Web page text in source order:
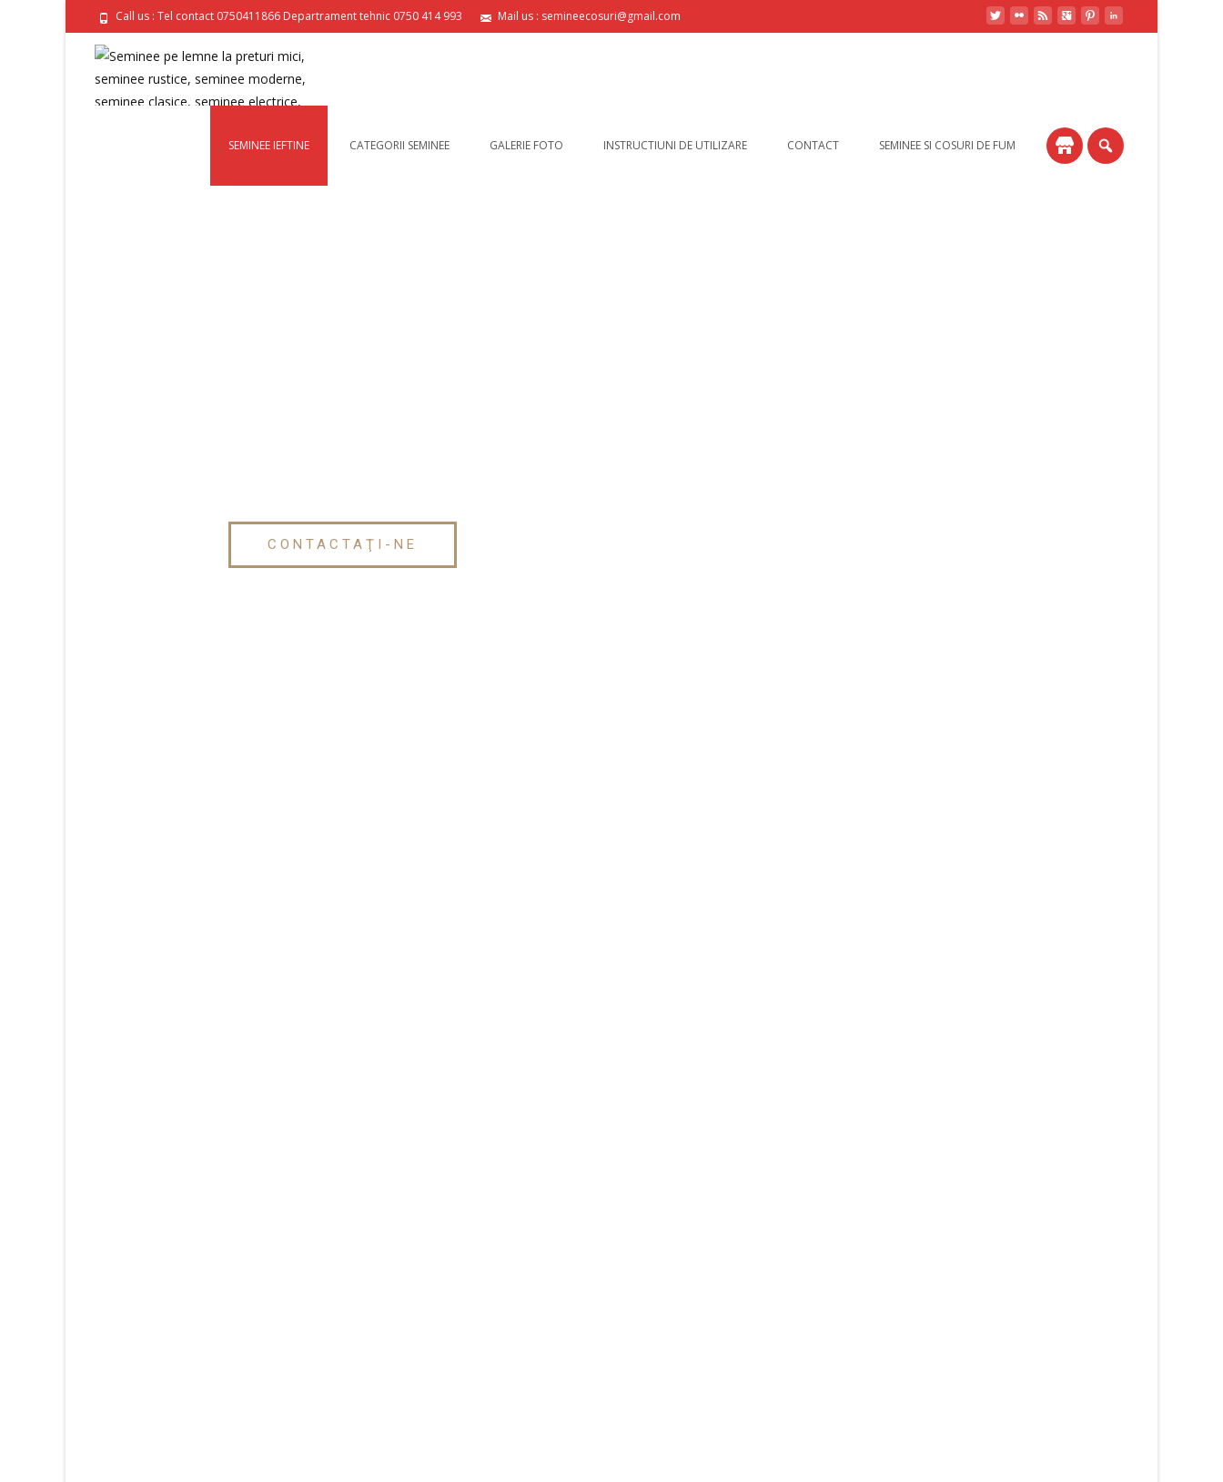
Call us : Tel contact 0750411866 Departrament tehnic 0750 414 993 Mail us : semineecosuri@gmail.com
SEMINEE IEFTINE CATEGORII SEMINEE GALERIE FOTO INSTRUCTIUNI DE UTILIZARE CONTACT SEMINEE SI COSURI DE FUM
CONTACTAŢI-NE